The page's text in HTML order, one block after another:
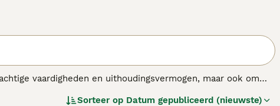
vaardigheden en uithoudingsvermogen, maar ook om
Sorteer op Datum gepubliceerd (nieuwste)